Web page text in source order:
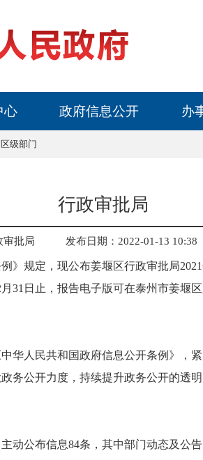
心 政府信息公开 办
区级部门
行政审批局
审批局 发布日期：2022-01-13 10:38
规定，现公布姜堰区行政审批局
31日止，报告电子版可在泰州市姜堰
人民共和国政府信息公开条例》，紧
务公开力度，持续提升政务公开的透
公布信息84条，其中部门动态及公告